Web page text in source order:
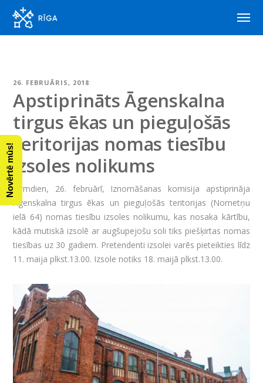
26. FEBRUĀRIS, 2018
Apstiprināts Āgenskalna
tirgus ēkas un pieguļošās
teritorijas nomas tiesību
izsoles nolikums
Pirmdien, 26. februārī, Iznomāšanas komisija apstiprināja
Āgenskalna tirgus ēkas un pieguļošās teritorijas (Nometņu
ielā 64) nomas tiesību izsoles nolikumu, kas nosaka kārtību,
kādā mutiskā izsolē ar augšupejošu soli tiks piešķirtas nomas
tiesības uz 30 gadiem. Pretendenti izsolei varēs pieteikties līdz
11. maija plkst.13.00. Izsole notiks 18. maijā plkst.13.00.
Novērtē mūs!